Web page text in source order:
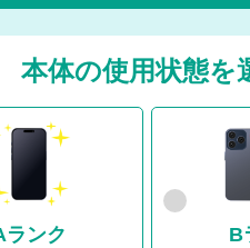
本体の使用状態を
ランク B